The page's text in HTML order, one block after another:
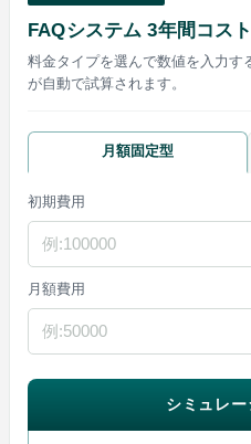
FAQシステム 3年間コス
料金タイプを選んで数値を入力す
が自動で試算されます。
月額固定型
初期費用
月額費用
シミュレ